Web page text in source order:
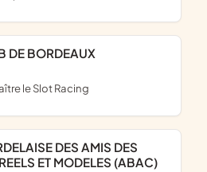
DE BORDEAUX
le Slot Racing
ET MODELES (ABAC)